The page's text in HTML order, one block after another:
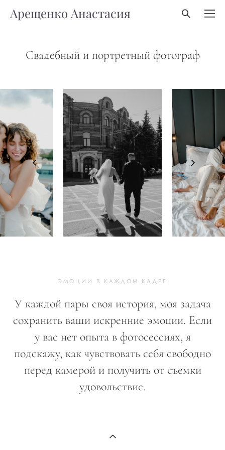
Арещенко Анастасия
Свадебный и портретный фотограф
ЭМОЦИИ В КАЖДОМ КАДРЕ
У каждой пары своя история, моя задача
сохранить ваши искренние эмоции. Если
у вас нет опыта в фотосессиях, я
подскажу, как чувствовать себя свободно
перед камерой и получить от съемки
удовольствие.